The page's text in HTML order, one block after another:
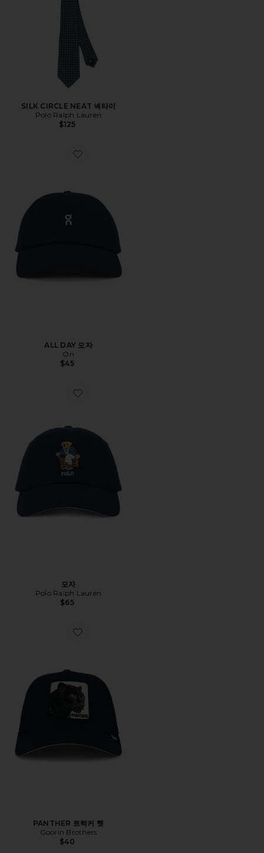
SILK CIRCLE NEAT 넥타이
Polo Ralph Lauren
$125
Favorite ALL DAY 모자
ALL DAY 모자
On
$45
Favorite 모자
모자
Polo Ralph Lauren
$65
Favorite PANTHER 트럭커 햇
PANTHER 트럭커 햇
Goorin Brothers
$40